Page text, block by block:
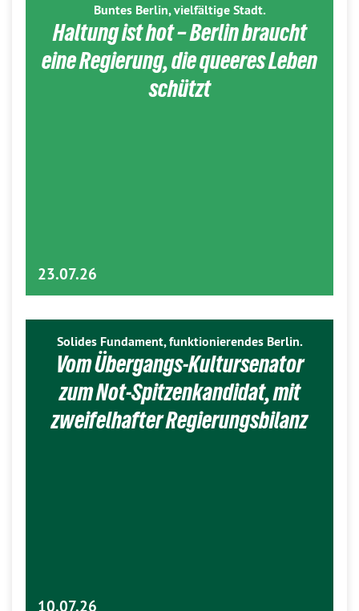
Buntes Berlin, vielfältige Stadt.
Haltung ist hot – Berlin braucht
eine Regierung, die queeres Leben
schützt
23.07.26
Solides Fundament, funktionierendes Berlin.
Vom Übergangs-Kultursenator
zum Not-Spitzenkandidat, mit
zweifelhafter Regierungsbilanz
10.07.26